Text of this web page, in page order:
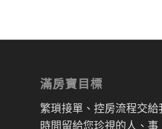
滿房寶目標
繁瑣接單、控房流程交給
時間留給您珍視的人、事